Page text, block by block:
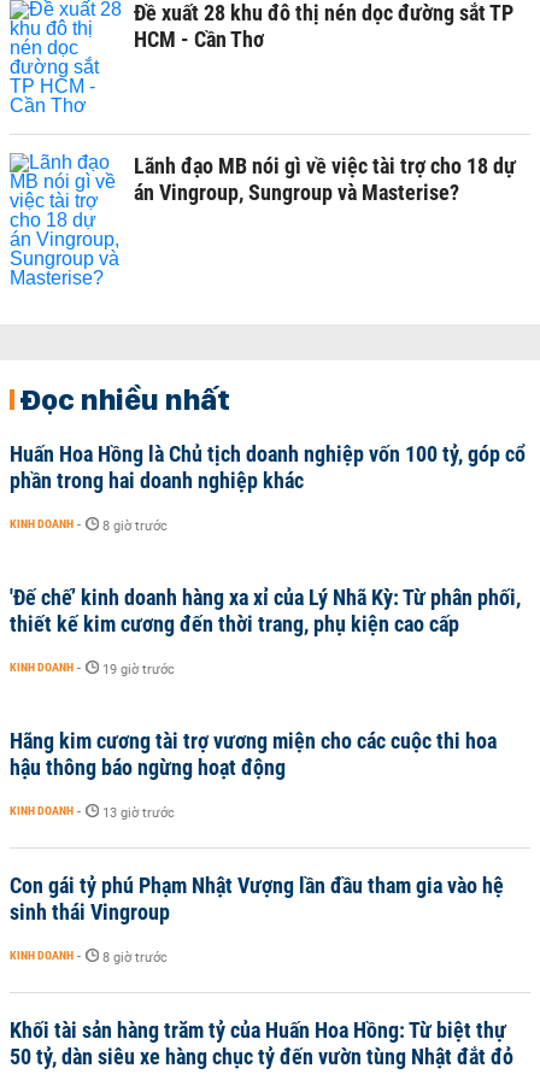
Đề xuất 28 khu đô thị nén dọc đường sắt TP
HCM - Cần Thơ
Lãnh đạo MB nói gì về việc tài trợ cho 18 dự
án Vingroup, Sungroup và Masterise?
Đọc nhiều nhất
Huấn Hoa Hồng là Chủ tịch doanh nghiệp vốn 100 tỷ, góp cổ
phần trong hai doanh nghiệp khác
KINH DOANH - 8 giờ trước
'Đế chế’ kinh doanh hàng xa xỉ của Lý Nhã Kỳ: Từ phân phối,
thiết kế kim cương đến thời trang, phụ kiện cao cấp
KINH DOANH - 19 giờ trước
Hãng kim cương tài trợ vương miện cho các cuộc thi hoa
hậu thông báo ngừng hoạt động
KINH DOANH - 13 giờ trước
Con gái tỷ phú Phạm Nhật Vượng lần đầu tham gia vào hệ
sinh thái Vingroup
KINH DOANH - 8 giờ trước
Khối tài sản hàng trăm tỷ của Huấn Hoa Hồng: Từ biệt thự
50 tỷ, dàn siêu xe hàng chục tỷ đến vườn tùng Nhật đắt đỏ